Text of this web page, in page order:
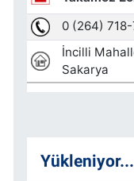
Yükleniyor...